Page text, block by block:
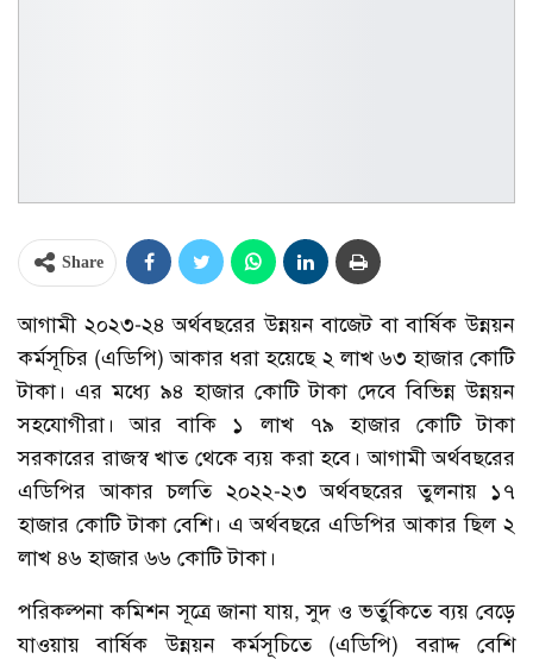
Share
আগামী ২০২৩-২৪ অর্থবছরের উন্নয়ন বাজেট বা বার্ষিক উন্নয়ন
কর্মসূচির (এডিপি) আকার ধরা হয়েছে ২ লাখ ৬৩ হাজার কোটি
টাকা। এর মধ্যে ৯৪ হাজার কোটি টাকা দেবে বিভিন্ন উন্নয়ন
সহযোগীরা। আর বাকি ১ লাখ ৭৯ হাজার কোটি টাকা
সরকারের রাজস্ব খাত থেকে ব্যয় করা হবে। আগামী অর্থবছরের
এডিপির আকার চলতি ২০২২-২৩ অর্থবছরের তুলনায় ১৭
হাজার কোটি টাকা বেশি। এ অর্থবছরে এডিপির আকার ছিল ২
লাখ ৪৬ হাজার ৬৬ কোটি টাকা।
পরিকল্পনা কমিশন সূত্রে জানা যায়, সুদ ও ভর্তুকিতে ব্যয় বেড়ে
যাওয়ায় বার্ষিক উন্নয়ন কর্মসূচিতে (এডিপি) বরাদ্দ বেশি